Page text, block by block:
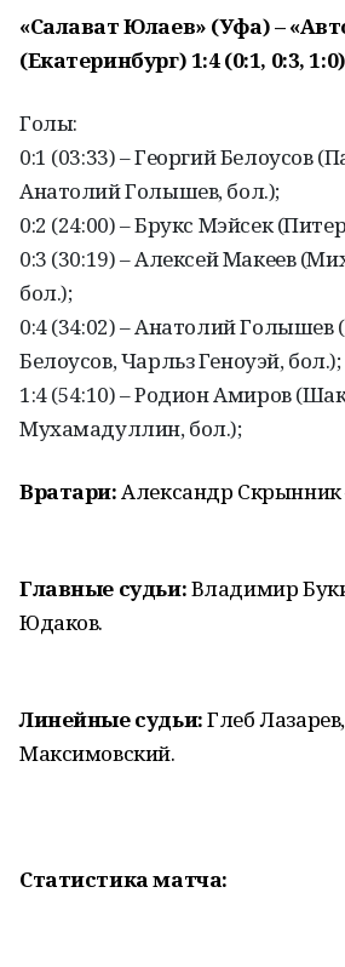
«Салават Юлаев» (Уфа) –
(Екатеринбург) 1:4 (0:1, 0:3,
Голы:
0:1 (03:33) – Георгий Белоусов
Анатолий Голышев, бол.);
0:2 (24:00) – Брукс Мэйсек
0:3 (30:19) – Алексей Макеев
бол.);
0:4 (34:02) – Анатолий Голышев
Белоусов, Чарльз Геноуэй, бол.);
1:4 (54:10) – Родион Амиров
Мухамадуллин, бол.);
Вратари:Александр Скрынник
Главные судьи:Владимир
Юдаков.
Линейные судьи:Глеб
Максимовский.
Статистика матча: